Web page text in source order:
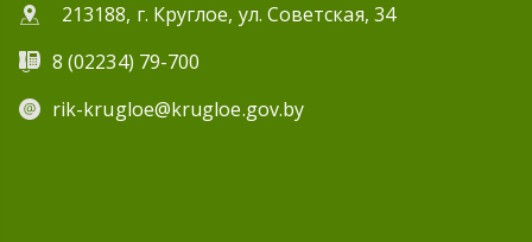
213188, г. Круглое, ул. Советская, 34
8 (02234) 79-700
rik-krugloe@krugloe.gov.by